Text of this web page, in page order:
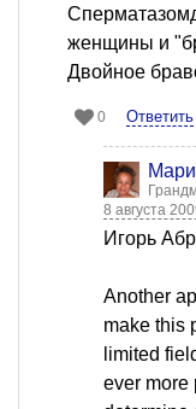
женщины и
Двойное
0 Ответить
8 августа
Игорь
Another
make this
limited
ever more